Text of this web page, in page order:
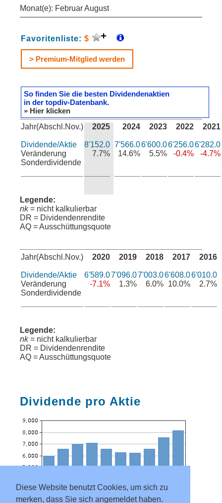
Diese Website benutzt Cookies, um sich zu
merken, dass Sie sich angemeldet haben.
Monat(e): Februar August
Favoritenliste: $
> Premium-Mitglied werden
So finden Sie die besten Dividendenaktien
in der topdiv-Datenbank.
» Hier klicken
Jahr(Abschl.Nov.)
Dividende/Aktie
Veränderung
Sonderdividende
2025
8'152.0
7.7%
2024
7'566.0
14.6%
2023
6'600.0
5.5%
2022
6'256.0
-0.4%
2021
6'282.0
-4.7%
Legende:
nk= nicht kalkulierbar
DR = Dividendenrendite
AQ = Ausschüttungsquote
Jahr(Abschl.Nov.)
Dividende/Aktie
Veränderung
Sonderdividende
2020
6'589.0
-7.1%
2019
7'096.0
1.3%
2018
7'003.0
6.0%
2017
6'608.0
10.0%
2016
6'010.0
2.7%
Legende:
nk= nicht kalkulierbar
DR = Dividendenrendite
AQ = Ausschüttungsquote
Dividende pro Aktie